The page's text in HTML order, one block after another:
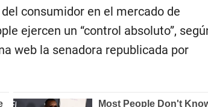
consumidor en el mercado de
ejercen un “control absoluto”,
web la senadora republicada por